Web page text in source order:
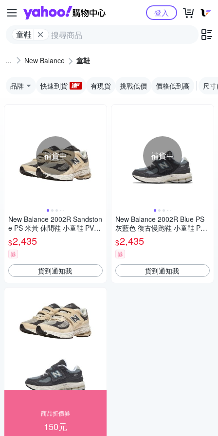
Yahoo購物中心
童鞋
登入
New Balance 童鞋
品牌 快速到貨 有現貨 挑戰低價 價格低到高 尺
補貨中
New Balance 2002R Sandston
e PS 米黃 休閒鞋 小童鞋 PV20
02FA
$2,435
券
貨到通知我
商品折價券
150元
補貨中
New Balance 2002R Blue PS
灰藍色 復古慢跑鞋 小童鞋 PV2
002FB
$2,435
券
貨到通知我